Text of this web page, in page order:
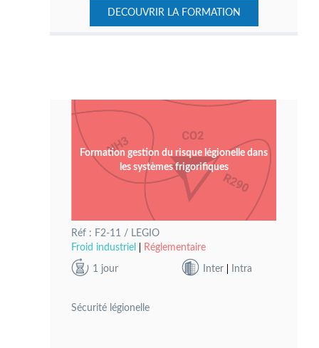
DECOUVRIR LA FORMATION
Formation gestion du risque légionelle dans
les systèmes frigorifiques
Réf : F2-11 / LEGIO
Froid industriel
Réglementaire
1 jour Inter Intra
Sécurité légionelle